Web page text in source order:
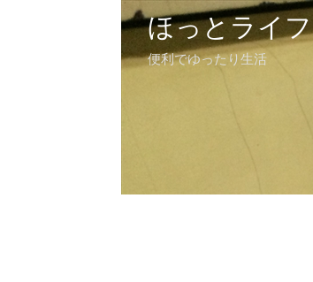
ほっとライフ
便利でゆったり生活